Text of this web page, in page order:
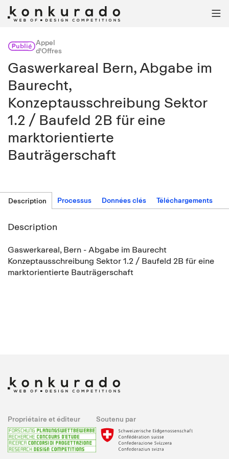

PubliéAppel
d'Offres
Gaswerkareal Bern, Abgabe im
Baurecht,
Konzeptausschreibung Sektor
1.2 / Baufeld 2B für eine
marktorientierte
Bauträgerschaft
Description Processus Données clés Téléchargements
Description
Gaswerkareal, Bern - Abgabe im Baurecht
Konzeptausschreibung Sektor 1.2 / Baufeld 2B für eine
marktorientierte Bauträgerschaft
Propriétaire et éditeur Soutenu par